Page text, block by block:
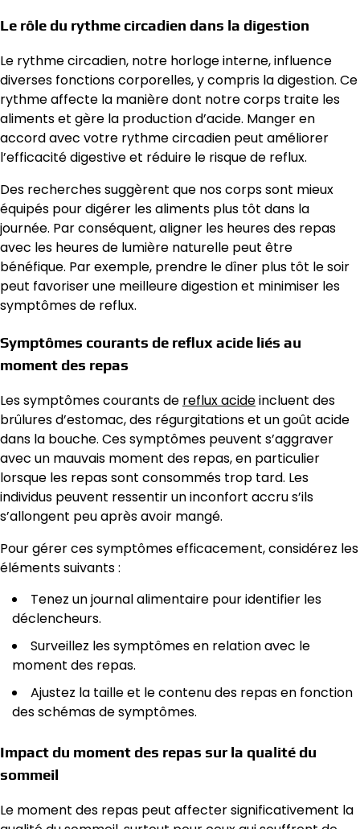
Le rôle du rythme circadien dans la digestion
Le rythme circadien, notre horloge interne, influence
diverses fonctions corporelles, y compris la digestion. Ce
rythme affecte la manière dont notre corps traite les
aliments et gère la production d’acide. Manger en
accord avec votre rythme circadien peut améliorer
l’efficacité digestive et réduire le risque de reflux.
Des recherches suggèrent que nos corps sont mieux
équipés pour digérer les aliments plus tôt dans la
journée. Par conséquent, aligner les heures des repas
avec les heures de lumière naturelle peut être
bénéfique. Par exemple, prendre le dîner plus tôt le soir
peut favoriser une meilleure digestion et minimiser les
symptômes de reflux.
Symptômes courants de reflux acide liés au
moment des repas
Les symptômes courants de reflux acideincluent des
brûlures d’estomac, des régurgitations et un goût acide
dans la bouche. Ces symptômes peuvent s’aggraver
avec un mauvais moment des repas, en particulier
lorsque les repas sont consommés trop tard. Les
individus peuvent ressentir un inconfort accru s’ils
s’allongent peu après avoir mangé.
Pour gérer ces symptômes efficacement, considérez les
éléments suivants :
Tenez un journal alimentaire pour identifier les
déclencheurs.
Surveillez les symptômes en relation avec le
moment des repas.
Ajustez la taille et le contenu des repas en fonction
des schémas de symptômes.
Impact du moment des repas sur la qualité du
sommeil
Le moment des repas peut affecter significativement la